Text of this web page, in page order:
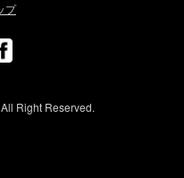
プ
Right Reserved.